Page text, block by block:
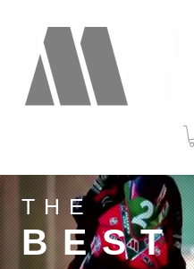
THE
BEST